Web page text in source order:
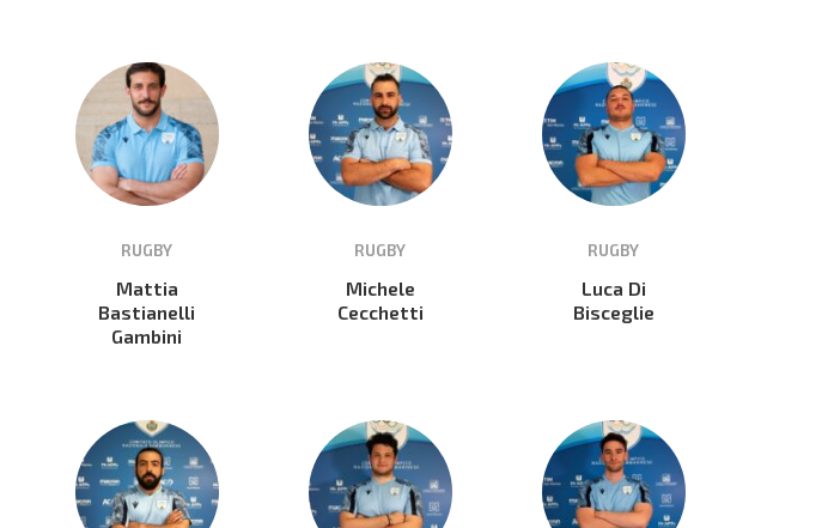
RUGBY
Mattia
Bastianelli
Gambini
RUGBY
Michele
Cecchetti
RUGBY
Luca Di
Bisceglie